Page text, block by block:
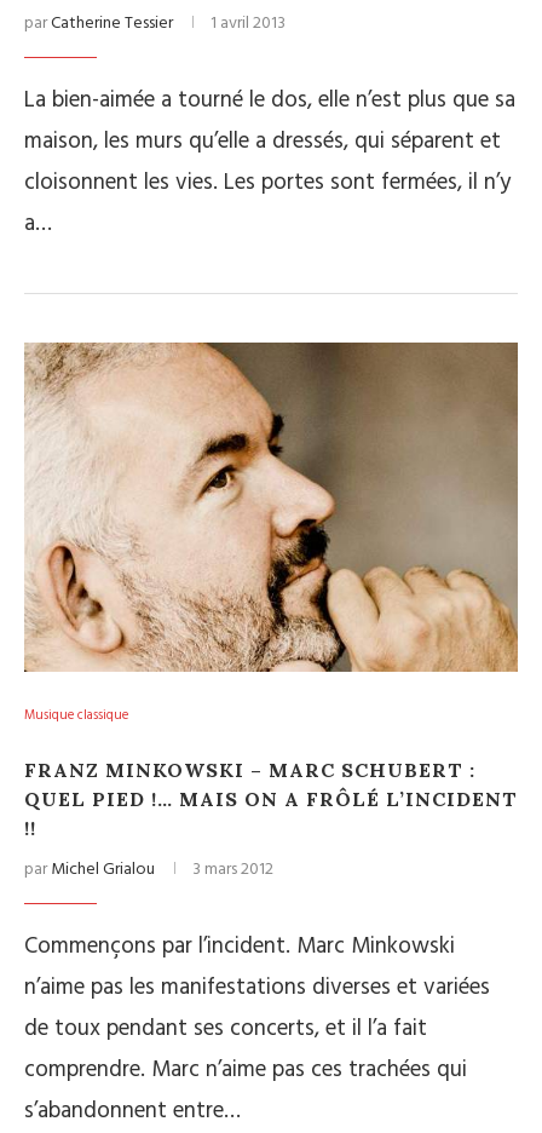
parCatherine Tessier 1 avril 2013
La bien-aimée a tourné le dos, elle n’est plus que sa
maison, les murs qu’elle a dressés, qui séparent et
cloisonnent les vies. Les portes sont fermées, il n’y
a…
Musique classique
FRANZ MINKOWSKI – MARC SCHUBERT :
QUEL PIED !… MAIS ON A FRÔLÉ L’INCIDENT
!!
parMichel Grialou 3 mars 2012
Commençons par l’incident. Marc Minkowski
n’aime pas les manifestations diverses et variées
de toux pendant ses concerts, et il l’a fait
comprendre. Marc n’aime pas ces trachées qui
s’abandonnent entre…